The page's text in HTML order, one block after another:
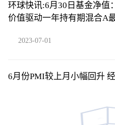
环球快讯:6月30日基金净值
价值驱动一年持有期混合A
2023-07-01
6月份PMI较上月小幅回升